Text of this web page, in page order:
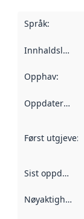
Språk:
Innhaldsleverandørar
Opphav:
Oppdateringsfrekvens
Først utgjeve:
Sist oppdatert
Nøyaktigheit